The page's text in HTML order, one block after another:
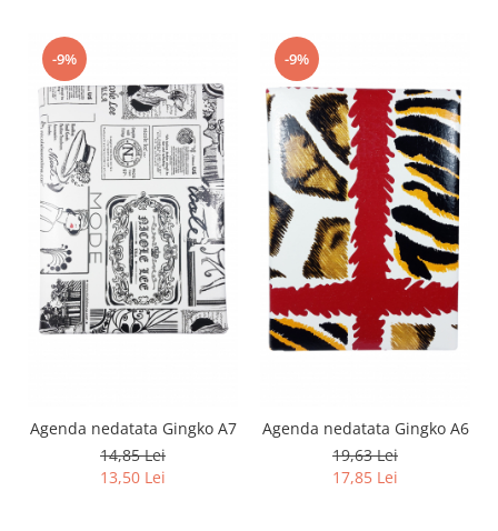
-9%
Agenda nedatata Gingko A7
14,85 Lei
13,50 Lei
-9%
Agenda nedatata Gingko A6
19,63 Lei
17,85 Lei